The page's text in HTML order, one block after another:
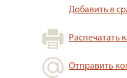
Добавить в
Распечатать
Отправить